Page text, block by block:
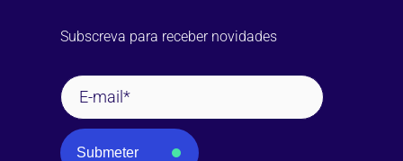
Subscreva para receber novidades
Submeter